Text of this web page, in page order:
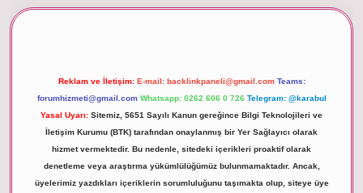
Reklam ve İletişim: E-mail: backlinkpaneli@gmail.com Teams:
forumhizmeti@gmail.com Whatsapp: 0262 606 0 726 Telegram: @karabul
Yasal Uyarı: Sitemiz, 5651 Sayılı Kanun gereğince Bilgi Teknolojileri ve
İletişim Kurumu (BTK) tarafından onaylanmış bir Yer Sağlayıcı olarak
hizmet vermektedir. Bu nedenle, sitedeki içerikleri proaktif olarak
denetleme veya araştırma yükümlülüğümüz bulunmamaktadır. Ancak,
üyelerimiz yazdıkları içeriklerin sorumluluğunu taşımakta olup, siteye üye